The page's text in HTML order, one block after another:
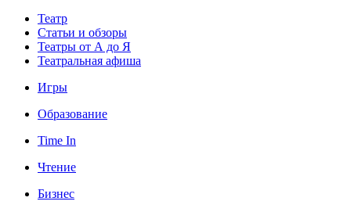
Театр
Статьи и обзоры
Театры от А до Я
Театральная афиша
Игры
Образование
Time In
Чтение
Бизнес